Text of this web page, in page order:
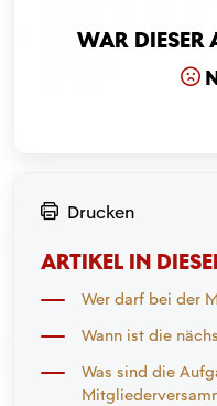
War
Drucken
ARTIKEL IN
Wer darf bei der
Wann ist die
Was sind die